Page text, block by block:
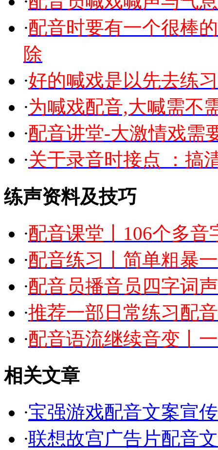
·配音时要有一个很棒
除
·好的喊戏是以先去练
·为喊戏配音,大喊需不
·配音讲堂-大激情戏需
·关于录音时接点 ：搞
练声资料及技巧
·配音课堂丨106个多
·配音练习丨简单粗暴
·配音员播音员四字词
·推荐一部日常练习配
·配音语流继续音变丨
相关文章
·宝强游戏配音文案宣
·联想故宫广告片配音